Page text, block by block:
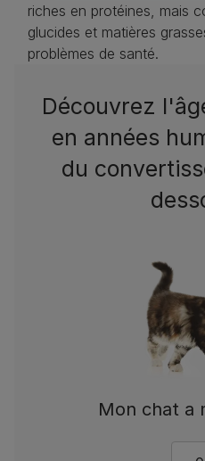
riches en protéines, mais
glucides et matières
problèmes de santé.
Découvrez
en années
du
Mon chat a